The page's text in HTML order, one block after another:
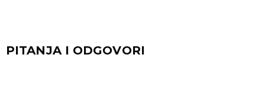
PITANJA I ODGOVORI